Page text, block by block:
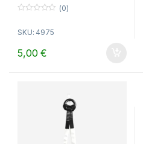
u
f
(0)
SKU: 4975
5,00€